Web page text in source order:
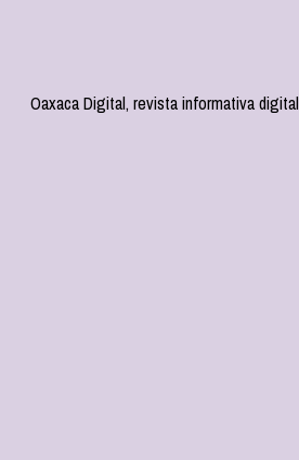
Oaxaca Digital, revista informativa digital